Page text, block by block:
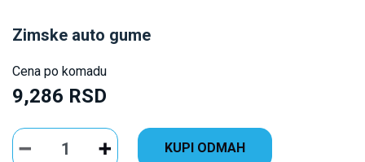
Zimske auto gume
Cena po komadu
9,286 RSD
KUPI ODMAH